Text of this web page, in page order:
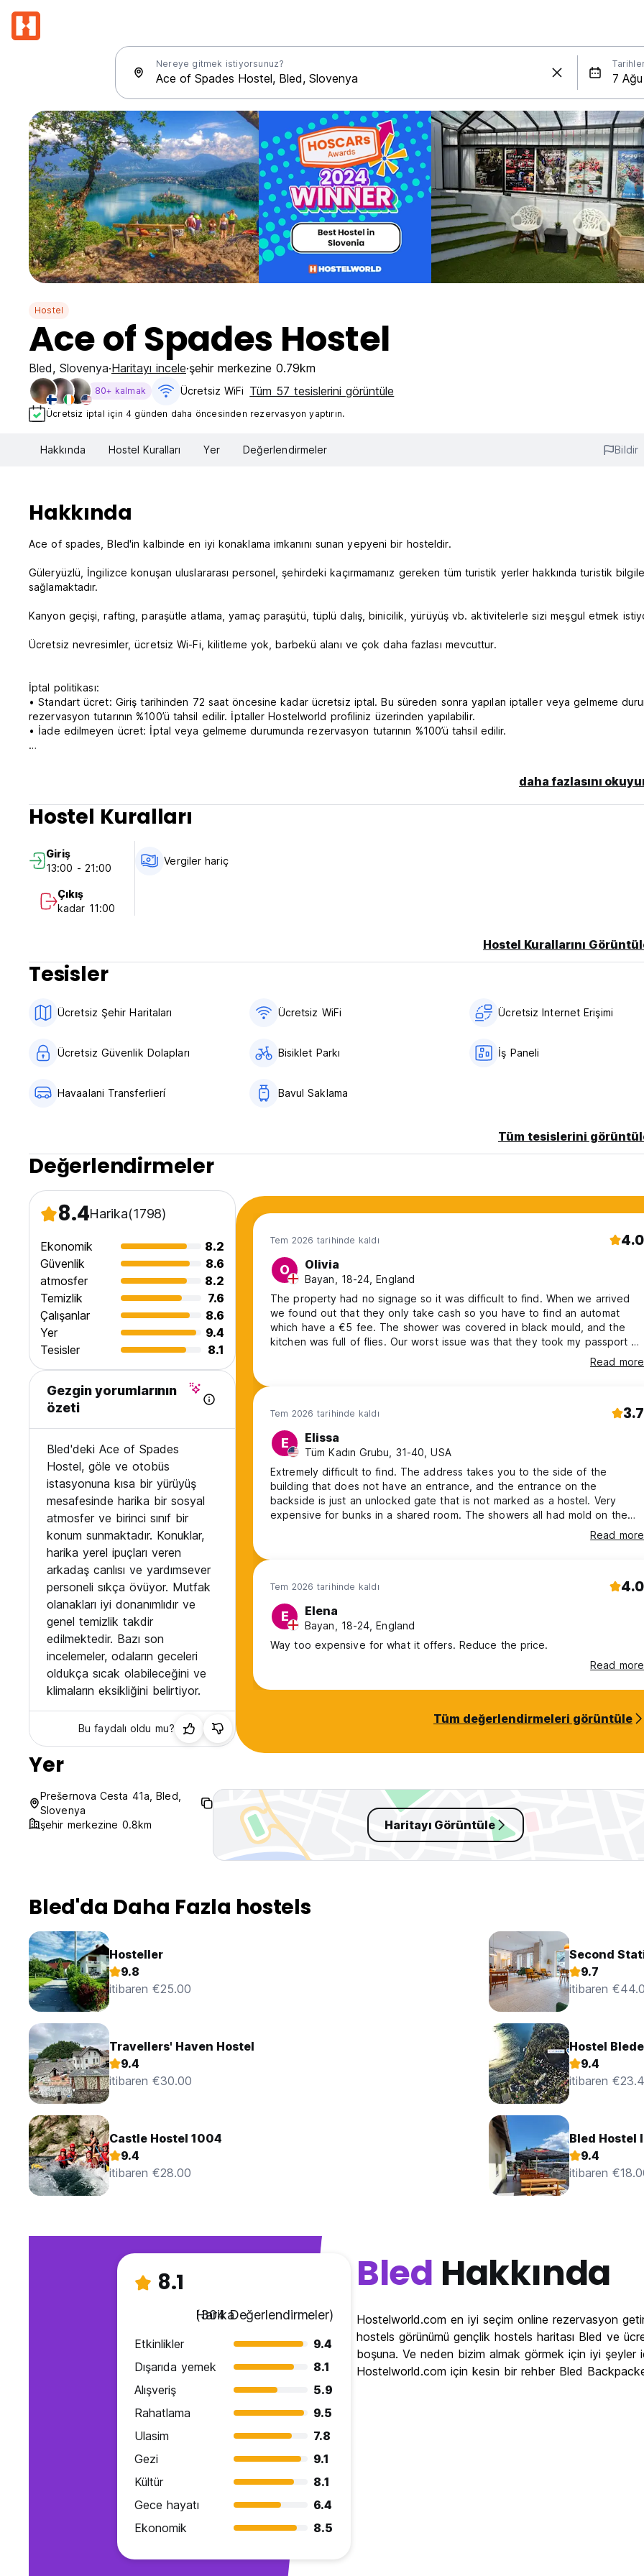
Nereye gitmek istiyorsunuz?
Hostel
Ace of Spades Hostel
Bled, Slovenya Haritayı incele şehir merkezine 0.79km
80+ kalmak Ücretsiz WiFi Tüm 57 tesislerini görüntüle
Ücretsiz iptal için 4 günden daha öncesinden rezervasyon yaptırın.
Hakkında Hostel Kuralları Yer Değerlendirmeler Bildir
Hakkında
Ace of spades, Bled'in kalbinde en iyi konaklama imkanını sunan yepyeni bir hosteldir.
Güleryüzlü, İngilizce konuşan uluslararası personel, şehirdeki kaçırmamanız gereken tüm turistik yerler hakkında turistik
sağlamaktadır.
Kanyon geçişi, rafting, paraşütle atlama, yamaç paraşütü, tüplü dalış, binicilik, yürüyüş vb. aktivitelerle sizi meşgul etmek
Ücretsiz nevresimler, ücretsiz Wi-Fi, kilitleme yok, barbekü alanı ve çok daha fazlası mevcuttur.
İptal politikası:
• Standart ücret: Giriş tarihinden 72 saat öncesine kadar ücretsiz iptal. Bu süreden sonra yapılan iptaller veya gelmeme
rezervasyon tutarının %100’ü tahsil edilir. İptaller Hostelworld profiliniz üzerinden yapılabilir.
• İade edilmeyen ücret: İptal veya gelmeme durumunda rezervasyon tutarının %100’ü tahsil edilir.
Geç check-in (21:00–09:00): Lütfen varış saatinizi önceden bize bildiriniz. Önceden bildirim yapılmaması durumunda,
sonra yatağınızı yeniden tahsis etme/yeniden satma hakkını saklı tutarız. Geç check-in için misafir başına 5 € ücret uygulanır.
Check-out: Odalar en geç 10:30’a kadar; tesisten ayrılış 11:00’e kadar.
Ödeme: Kredi kartı kabul etmiyoruz. Sadece online ödeme.
Misafir olmayan kişilerin hostele girmesine izin verilmez.
18 yaş altı veya 45 yaş üstü misafirleri kabul etmiyoruz.. (Auto-translated from original language)
daha fazlasını
Hostel Kuralları
Giriş
13:00 - 21:00
Çıkış
kadar 11:00
Vergiler hariç
Hostel Kurallarını
Tesisler
Ücretsiz Şehir Haritaları Ücretsiz WiFi Ücretsiz Internet Erişimi
Ücretsiz Güvenlik Dolapları Bisiklet Parkı İş Paneli
Havaalani Transferlierí Bavul Saklama
Tüm tesislerini
Değerlendirmeler
8.4Harika(1798)
Ekonomik
8.2
Güvenlik
8.6
atmosfer
8.2
Temizlik
7.6
Çalışanlar
8.6
Yer
9.4
Tesisler
8.1
Gezgin yorumlarının
özeti
Bled'deki Ace of Spades
Hostel, göle ve otobüs
istasyonuna kısa bir yürüyüş
mesafesinde harika bir sosyal
atmosfer ve birinci sınıf bir
konum sunmaktadır. Konuklar,
harika yerel ipuçları veren
arkadaş canlısı ve yardımsever
personeli sıkça övüyor. Mutfak
olanakları iyi donanımlıdır ve
genel temizlik takdir
edilmektedir. Bazı son
incelemeler, odaların geceleri
oldukça sıcak olabileceğini ve
klimaların eksikliğini belirtiyor.
Bu faydalı oldu mu?
Tem 2026 tarihinde kaldı 4.0
O Olivia
Bayan, 18-24, England
The property had no signage so it was difficult to find. When we arrived
we found out that they only take cash so you have to find an automat
which have a €5 fee. The shower was covered in black mould, and the
kitchen was full of flies. Our worst issue was that they took my passport as
a deposit, then gave me the wrong passport back, causing me and
another guest both a lot of stress. They denied giving me the wrong
Read more
Tem 2026 tarihinde kaldı 3.7
E Elissa
Tüm Kadın Grubu, 31-40, USA
Extremely difficult to find. The address takes you to the side of the
building that does not have an entrance, and the entrance on the
backside is just an unlocked gate that is not marked as a hostel. Very
expensive for bunks in a shared room. The showers all had mold on the
ceilings and on the shower curtains, and drained extremely slowly. The
kitchen was relatively well stocked but had a large number of flies
Read more
Tem 2026 tarihinde kaldı 4.0
E Elena
Bayan, 18-24, England
Way too expensive for what it offers. Reduce the price.
Read more
Tüm değerlendirmeleri görüntüle
Yer
Prešernova Cesta 41a, Bled,
Slovenya
şehir merkezine 0.8km
Haritayı Görüntüle
Bled'da Daha Fazla hostels
Hosteller
9.8
itibaren €25.00
Second
9.7
itibaren
Travellers' Haven Hostel
9.4
itibaren €30.00
Hostel
9.4
itibaren
Castle Hostel 1004
9.4
itibaren €28.00
Bled Hostel
9.4
itibaren
8.1
Harika
(304 Değerlendirmeler)
Etkinlikler
9.4
Dışarıda yemek
8.1
Alışveriş
5.9
Rahatlama
9.5
Ulasim
7.8
Gezi
9.1
Kültür
8.1
Gece hayatı
6.4
Ekonomik
8.5
Bled Hakkında
Hostelworld.com en iyi seçim online rezervasyon
hostels görünümü gençlik hostels haritası Bled ve
boşuna. Ve neden bizim almak görmek için iyi
Hostelworld.com için kesin bir rehber Bled